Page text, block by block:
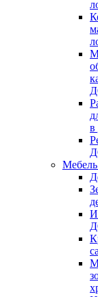
Мебель